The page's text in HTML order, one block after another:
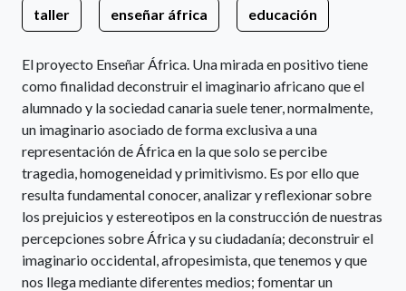
taller enseñar áfrica educación
El proyecto Enseñar África. Una mirada en positivo tiene
como finalidad deconstruir el imaginario africano que el
alumnado y la sociedad canaria suele tener, normalmente,
un imaginario asociado de forma exclusiva a una
representación de África en la que solo se percibe
tragedia, homogeneidad y primitivismo. Es por ello que
resulta fundamental conocer, analizar y reflexionar sobre
los prejuicios y estereotipos en la construcción de nuestras
percepciones sobre África y su ciudadanía; deconstruir el
imaginario occidental, afropesimista, que tenemos y que
nos llega mediante diferentes medios; fomentar un